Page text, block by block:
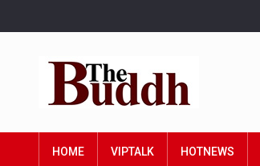
HOME VIPTALK HOTNEWS